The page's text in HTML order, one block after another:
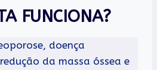
FUNCIONA?
doença
da massa óssea e